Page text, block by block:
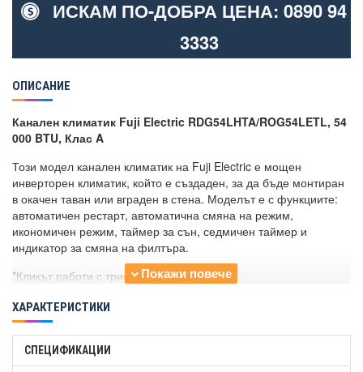
ИСКАМ ПО-ДОБРА ЦЕНА: 0890 94
3333
ОПИСАНИЕ
Канален климатик Fuji Electric RDG54LHTA/ROG54LETL, 54
000 BTU, Клас A
Този модел канален климатик на Fuji Electric е мощен
инверторен климатик, който е създаден, за да бъде монтиран
в окачен таван или вграден в стена. Моделът е с функциите:
автоматичен рестарт, автоматична смяна на режим,
икономичен режим, таймер за сън, седмичен таймер и
индикатор за смяна на филтъра.
*Кликът работи с трифазно захранване.
ХАРАКТЕРИСТИКИ
СПЕЦИФИКАЦИИ